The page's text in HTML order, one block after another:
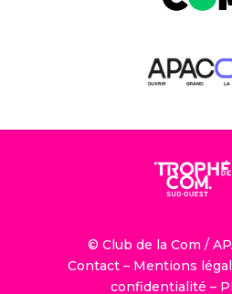
© Club de la Com /
Contact – Mentions
confidentialité –